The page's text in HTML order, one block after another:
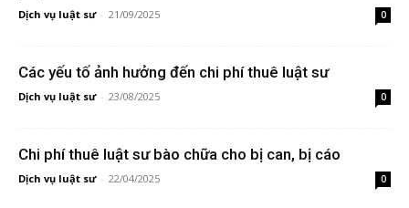
Dịch vụ luật sư - 21/09/2025 0
Các yếu tố ảnh hưởng đến chi phí thuê luật sư
Dịch vụ luật sư - 23/08/2025 0
Chi phí thuê luật sư bào chữa cho bị can, bị cáo
Dịch vụ luật sư - 22/04/2025 0